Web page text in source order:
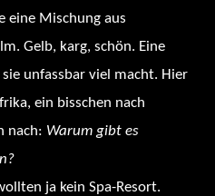
eine Mischung aus
Gelb, karg, schön. Eine
unfassbar viel macht. Hier
ein bisschen nach
nach: Warum gibt es
ja kein Spa-Resort.